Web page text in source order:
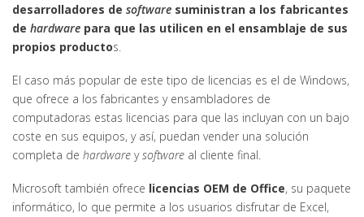
desarrolladores de software suministran a los fabricantes
de hardware para que las utilicen en el ensamblaje de sus
propios productos.
El caso más popular de este tipo de licencias es el de Windows,
que ofrece a los fabricantes y ensambladores de
computadoras estas licencias para que las incluyan con un bajo
coste en sus equipos, y así, puedan vender una solución
completa de hardware ysoftware al cliente final.
Microsoft también ofrece licencias OEM de Office, su paquete
informático, lo que permite a los usuarios disfrutar de Excel,